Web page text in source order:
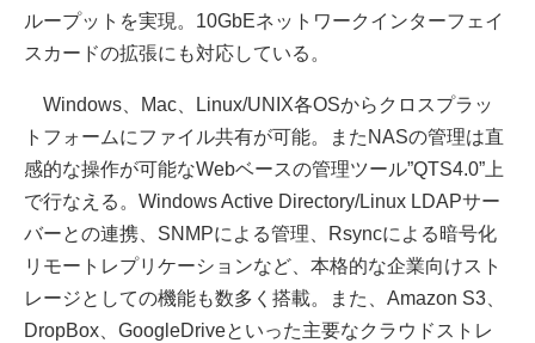
ループットを実現。10GbEネットワークインターフェイ
スカードの拡張にも対応している。
Windows、Mac、Linux/UNIX各OSからクロスプラッ
トフォームにファイル共有が可能。またNASの管理は直
感的な操作が可能なWebベースの管理ツール”QTS4.0”上
で行なえる。Windows Active Directory/Linux LDAPサー
バーとの連携、SNMPによる管理、Rsyncによる暗号化
リモートレプリケーションなど、本格的な企業向けスト
レージとしての機能も数多く搭載。また、Amazon S3、
DropBox、GoogleDriveといった主要なクラウドストレ